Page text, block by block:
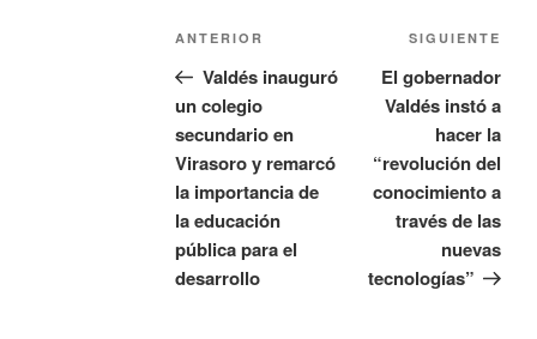
ANTERIOR
Valdés inauguró
un colegio
secundario en
Virasoro y remarcó
la importancia de
la educación
pública para el
desarrollo
SIGUIENTE
El gobernador
Valdés instó a
hacer la
“revolución del
conocimiento a
través de las
nuevas
tecnologías”